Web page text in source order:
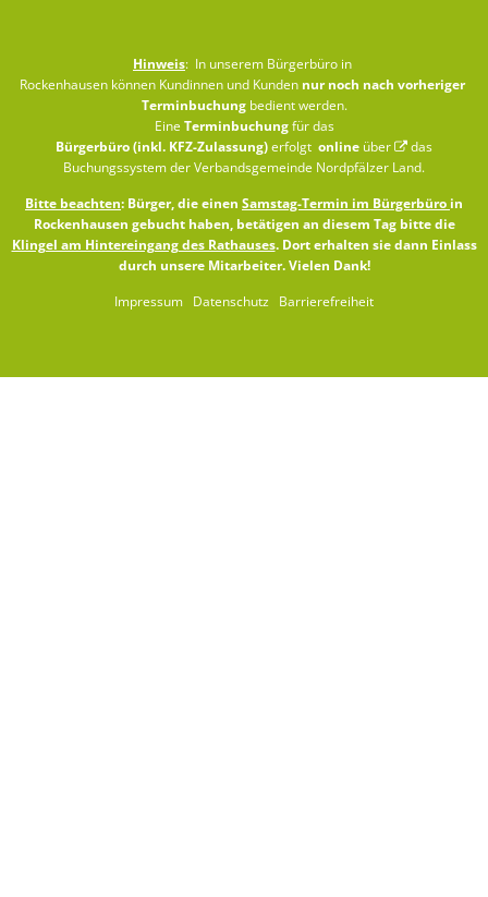
Hinweis: In unserem Bürgerbüro in
Rockenhausen können Kundinnen und Kunden nur noch nach vorheriger
Terminbuchungbedient werden.
Eine Terminbuchungfür das
Bürgerbüro (inkl. KFZ-Zulassung)erfolgt online über
das
Buchungssystem der Verbandsgemeinde Nordpfälzer Land.
Bitte beachten: Bürger, die einen Samstag-Termin im Bürgerbüro in
Rockenhausen gebucht haben, betätigen an diesem Tag bitte die
Klingel am Hintereingang des Rathauses. Dort erhalten sie dann Einlass
durch unsere Mitarbeiter. Vielen Dank!
Impressum Datenschutz Barrierefreiheit